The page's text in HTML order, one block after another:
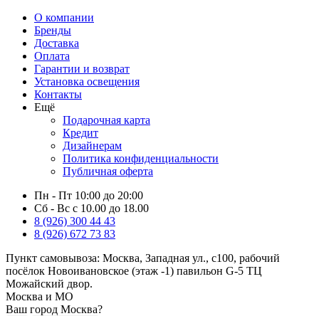
О компании
Бренды
Доставка
Оплата
Гарантии и возврат
Установка освещения
Контакты
Ещё
Подарочная карта
Кредит
Дизайнерам
Политика конфиденциальности
Публичная оферта
Пн - Пт 10:00 до 20:00
Сб - Вс с 10.00 до 18.00
8 (926) 300 44 43
8 (926) 672 73 83
Пункт самовывоза: Москва, Западная ул., с100, рабочий
посёлок Новоивановское (этаж -1) павильон G-5 ТЦ
Можайский двор.
Москва и МО
Ваш город Москва?